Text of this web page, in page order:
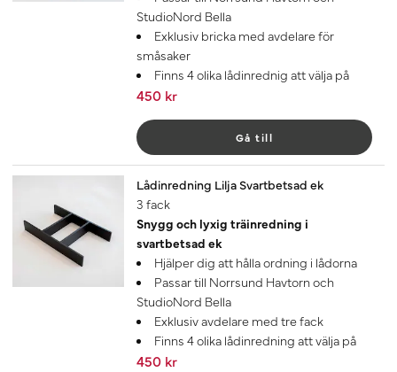
StudioNord Bella
Exklusiv bricka med avdelare för
småsaker
Finns 4 olika lådinrednig att välja på
450 kr
Gå till
Lådinredning Lilja Svartbetsad ek
3 fack
Snygg och lyxig träinredning i
svartbetsad ek
Hjälper dig att hålla ordning i lådorna
Passar till Norrsund Havtorn och
StudioNord Bella
Exklusiv avdelare med tre fack
Finns 4 olika lådinredning att välja på
450 kr